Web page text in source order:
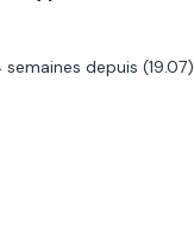
depuis (19.07)